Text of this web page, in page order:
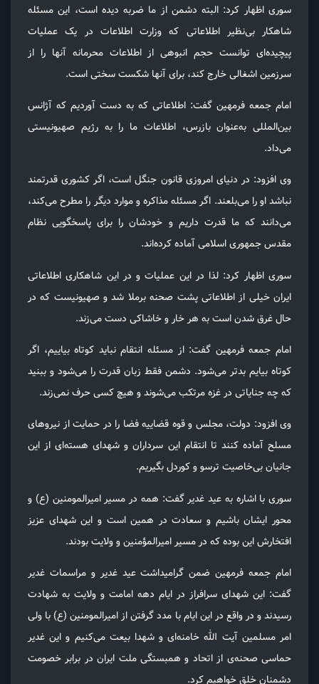
سوری اظهار کرد: البته دشمن از ما ضربه دیده است، این مسئله
شاهکار بی‌نظیر اطلاعاتی که وزارت اطلاعات در یک عملیات
پیچیده‌ای توانست حجم انبوهی از اطلاعات محرمانه آنها را از
سرزمین اشغالی خارج کند، برای آنها شکست سختی است.
امام جمعه فرمهین گفت: اطلاعاتی که به دست آوردیم که آژانس
بین‌المللی به‌عنوان بازرس، اطلاعات ما را به رژیم صهیونیستی
می‌داد.
وی افزود: در دنیای امروزی قانون جنگل است، اگر کشوری قدرتمند
نباشد او را می‌بلعند. اگر مسئله مذاکره و موارد دیگر را مطرح می‌کند،
می‌دانند که ما قدرت داریم و خودشان را برای پاسخگویی نظام
مقدس جمهوری اسلامی آماده کرده‌اند.
سوری اظهار کرد: لذا در این عملیات و در این شاهکاری اطلاعاتی
ایران خیلی از اطلاعاتی پشت صحنه برملا شد و صهیونیست که در
حال غرق شدن است به هر خار و خاشاکی دست می‌زند.
امام جمعه فرمهین گفت: از مسئله انتقام نباید کوتاه بیاییم، اگر
کوتاه بیایم بدتر می‌شود. دشمن فقط زبان قدرت را می‌شود و ببنید
که چه جنایاتی در غزه مرتکب می‌شوند و هیچ کسی حرف نمی‌زند.
وی افزود: دولت، مجلس و قوه قضاییه فضا را در حمایت از نیروهای
مسلح آماده کنند تا انتقام این سرداران و شهدای هسته‌ای از این
جانیان بی‌خاصیت ترسو و کوردل بگیریم.
سوری با اشاره به عید غدیر گفت: همه در مسیر امیرالمومنین (ع) و
محور ایشان باشیم و سعادت در همین است و این شهدای عزیز
افتخارش این بوده که در مسیر امیرالمؤمنین و ولایت بودند.
امام جمعه فرمهین ضمن گرامیداشت عید غدیر و مراسمات غدیر
گفت: این شهدای سرافراز در ایام دهه امامت و ولایت به شهادت
رسیدند و در واقع در این ایام با مدد گرفتن از امیرالمومنین‌ (ع) با ولی
امر مسلمین آیت‌ الله خامنه‌ای و شهدا بیعت می‌کنیم و این غدیر
حماسی صحنه‌ی از اتحاد و همبستگی ملت ایران در برابر خصومت
دشمنان خلق خواهیم کرد.